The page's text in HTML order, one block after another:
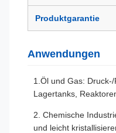
Produktgarantie
Anwendungen
1.Öl und Gas:
Lagertanks,
2. Chemische
und leicht